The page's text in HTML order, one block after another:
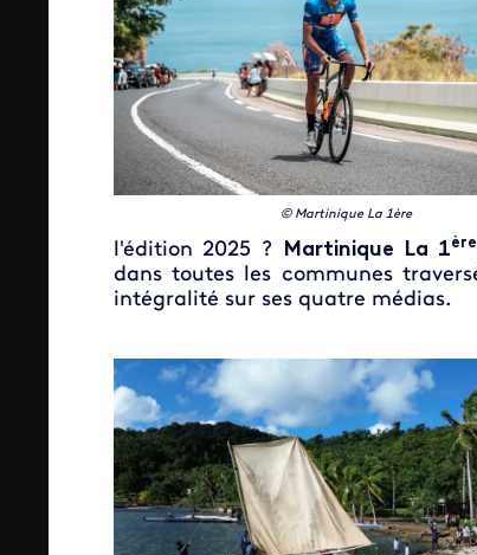
© Martinique La 1ère
l'édition 2025 ?
Martinique La 1ère
dans toutes les communes
intégralité sur ses quatre médias.